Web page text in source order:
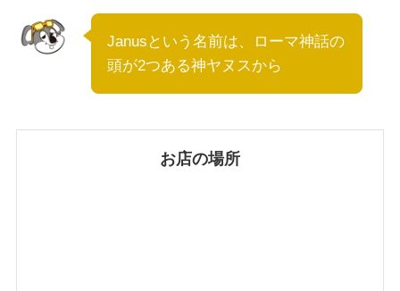
Janusという名前は、ローマ神話の
頭が2つある神ヤヌスから
お店の場所